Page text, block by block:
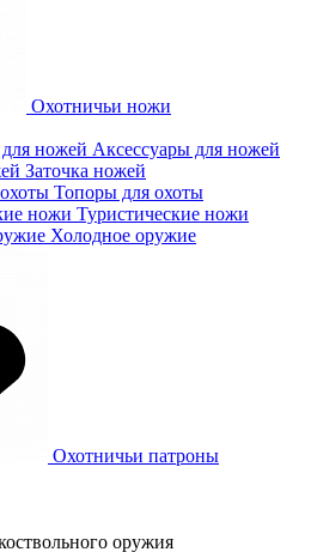
Охотничьи ножи
Аксессуары для ножей
Заточка ножей
Топоры для охоты
Туристические ножи
Холодное оружие
Охотничьи патроны